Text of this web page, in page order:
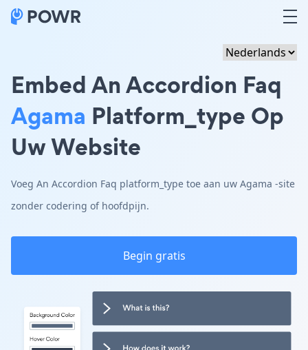
Embed An Accordion Faq
Agama Platform_type Op
Uw Website
Voeg An Accordion Faq platform_type toe aan uw Agama -site
zonder codering of hoofdpijn.
Begin gratis